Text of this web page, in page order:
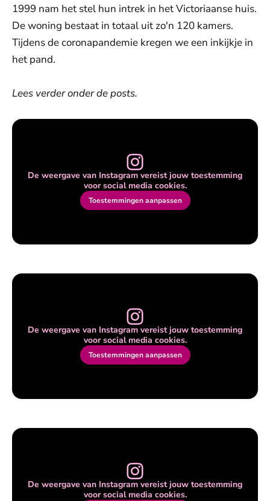
1999 nam het stel hun intrek in het Victoriaanse huis.
De woning bestaat in totaal uit zo'n 120 kamers.
Tijdens de coronapandemie kregen we een inkijkje in
het pand.
Lees verder onder de posts.
De weergave van Instagram vereist jouw toestemming
voor social media cookies.
Toestemmingen aanpassen
De weergave van Instagram vereist jouw toestemming
voor social media cookies.
Toestemmingen aanpassen
De weergave van Instagram vereist jouw toestemming
voor social media cookies.